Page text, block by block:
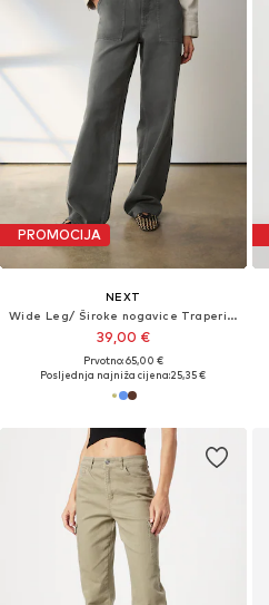
PROMOCIJA
NEXT
Wide Leg/ Široke nogavice Traperice
39,00 €
Prvotno: 65,00 €
Posljednja najniža cijena:25,35 €